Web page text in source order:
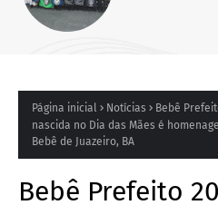
Página inicial Notícias
Bebê
nascida no Dia das Mães é
Bebê de Juazeiro, BA
Bebê Prefeito